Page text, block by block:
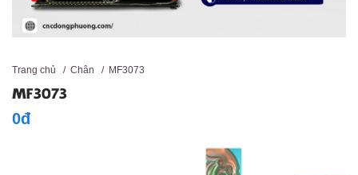
Trang chủ / Chân / MF3073
MF3073
0đ